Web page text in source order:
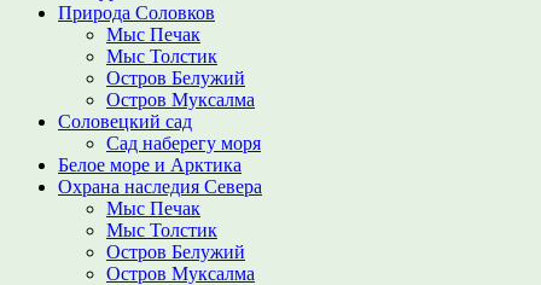
Природа Соловков
Мыс Печак
Мыс Толстик
Остров Белужий
Остров Муксалма
Соловецкий сад
Сад наберегу моря
Белое море и Арктика
Охрана наследия Севера
Мыс Печак
Мыс Толстик
Остров Белужий
Остров Муксалма